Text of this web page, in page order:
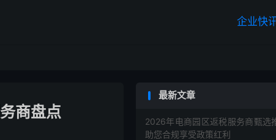
企业快
商盘点
最新文章
2026年电商园区返税服务商甄选
助您合规享受政策红利